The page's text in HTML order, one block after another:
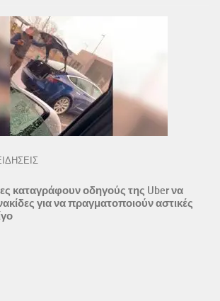
καταγράφουν οδηγούς της Uber να
για να πραγματοποιούν αστικές